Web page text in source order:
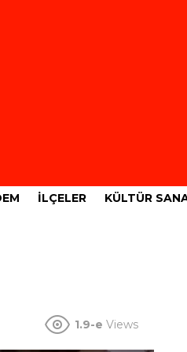
İLÇELER KÜLTÜR
1.9-e Views